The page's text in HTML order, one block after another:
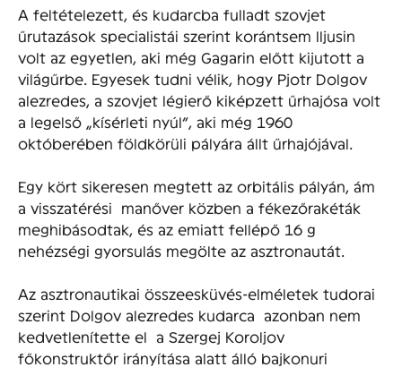
A feltételezett, és kudarcba fulladt szovjet
űrutazások specialistái szerint korántsem Iljusin
volt az egyetlen, aki még Gagarin előtt kijutott a
világűrbe. Egyesek tudni vélik, hogy Pjotr Dolgov
alezredes, a szovjet légierő kiképzett űrhajósa volt
a legelső „kísérleti nyúl”, aki még 1960
októberében földkörüli pályára állt űrhajójával.
Egy kört sikeresen megtett az orbitális pályán, ám
a visszatérési manőver közben a fékezőrakéták
meghibásodtak, és az emiatt fellépő 16 g
nehézségi gyorsulás megölte az asztronautát.
Az asztronautikai összeesküvés-elméletek tudorai
szerint Dolgov alezredes kudarca azonban nem
kedvetlenítette el a Szergej Koroljov
főkonstruktőr irányítása alatt álló bajkonuri